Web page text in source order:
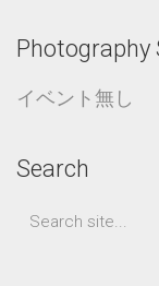
Photography
イベント無し
Search
Search